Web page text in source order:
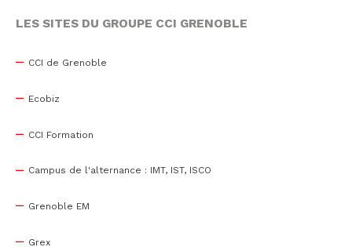
LES SITES DU GROUPE CCI GRENOBLE
CCI de Grenoble
Ecobiz
CCI Formation
Campus de l'alternance : IMT, IST, ISCO
Grenoble EM
Grex